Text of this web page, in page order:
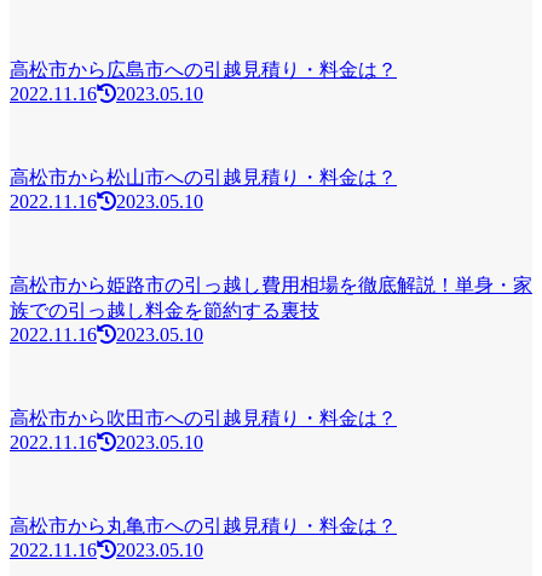
高松市から広島市への引越見積り・料金は？
2022.11.16
2023.05.10
高松市から松山市への引越見積り・料金は？
2022.11.16
2023.05.10
高松市から姫路市の引っ越し費用相場を徹底解説！単身・家
族での引っ越し料金を節約する裏技
2022.11.16
2023.05.10
高松市から吹田市への引越見積り・料金は？
2022.11.16
2023.05.10
高松市から丸亀市への引越見積り・料金は？
2022.11.16
2023.05.10